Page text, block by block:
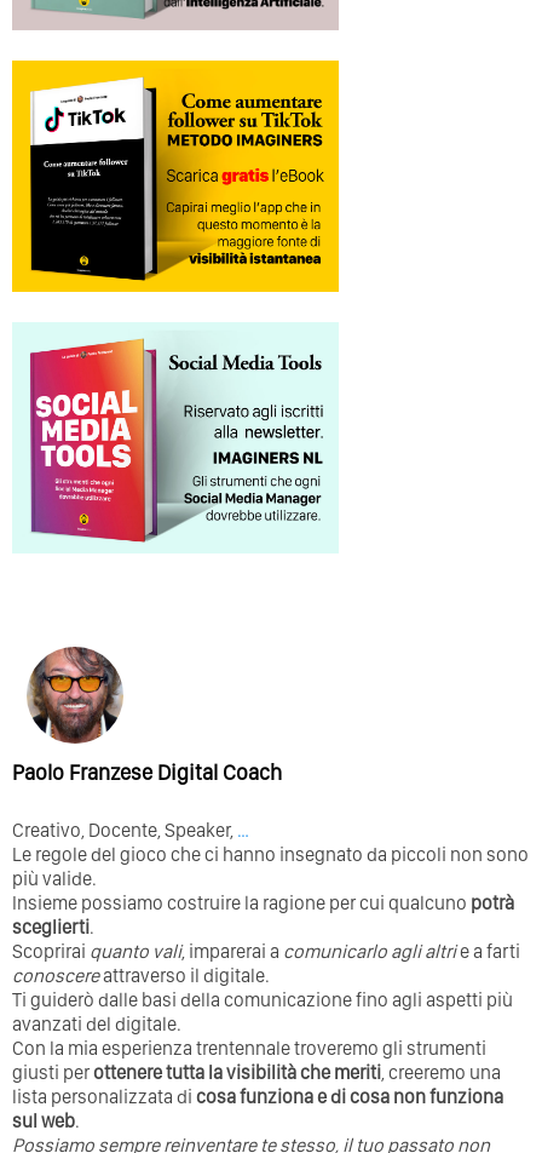
Paolo Franzese Digital Coach
Creativo, Docente, Speaker, …
Le regole del gioco che ci hanno insegnato da piccoli non sono
più valide.
Insieme possiamo costruire la ragione per cui qualcuno potrà
sceglierti.
Scoprirai quanto vali, imparerai a comunicarlo agli altrie a farti
conoscereattraverso il digitale.
Ti guiderò dalle basi della comunicazione fino agli aspetti più
avanzati del digitale.
Con la mia esperienza trentennale troveremo gli strumenti
giusti perottenere tutta la visibilità che meriti, creeremo una
lista personalizzata di cosa funziona e di cosa non funziona
sul web.
Possiamo sempre reinventare te stesso, il tuo passato non